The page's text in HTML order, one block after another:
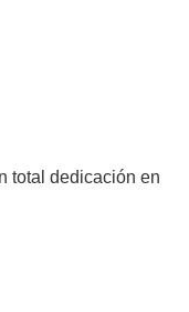
total dedicación en